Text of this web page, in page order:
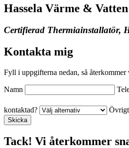
Hassela Värme &
Certifierad Thermiainstallatör,
Kontakta mig
Fyll i uppgifterna nedan, så
Namn
kontaktad? Övrigt
Tack! Vi återkommer